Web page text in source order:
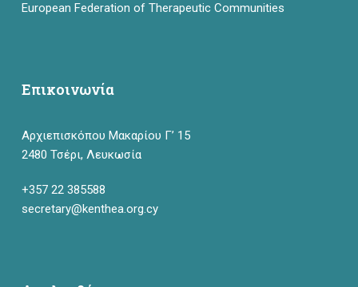
European Federation of Therapeutic Communities
Επικοινωνία
Αρχιεπισκόπου Μακαρίου Γ’ 15
2480 Τσέρι, Λευκωσία
+357 22 385588
secretary@kenthea.org.cy